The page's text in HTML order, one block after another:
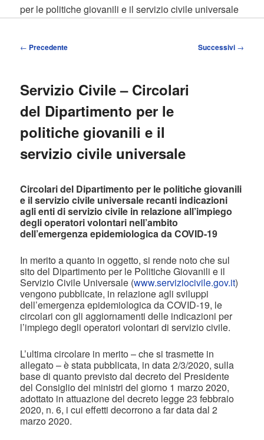
principale
secondario
per le politiche giovanili e il servizio civile universale
Navigazione
← Precedente Successivi →
Servizio Civile – Circolari
del Dipartimento per le
politiche giovanili e il
servizio civile universale
Circolari del Dipartimento per le politiche giovanili
e il servizio civile universale recanti indicazioni
agli enti di servizio civile in relazione all’impiego
degli operatori volontari nell’ambito
dell’emergenza epidemiologica da COVID-19
In merito a quanto in oggetto, si rende noto che sul
sito del Dipartimento per le Politiche Giovanili e il
Servizio Civile Universale (www.serviziocivile.gov.it)
vengono pubblicate, in relazione agli sviluppi
dell’emergenza epidemiologica da COVID-19, le
circolari con gli aggiornamenti delle indicazioni per
l’impiego degli operatori volontari di servizio civile.
L’ultima circolare in merito – che si trasmette in
allegato – è stata pubblicata, in data 2/3/2020, sulla
base di quanto previsto dal decreto del Presidente
del Consiglio dei ministri del giorno 1 marzo 2020,
adottato in attuazione del decreto legge 23 febbraio
2020, n. 6, i cui effetti decorrono a far data dal 2
marzo 2020.